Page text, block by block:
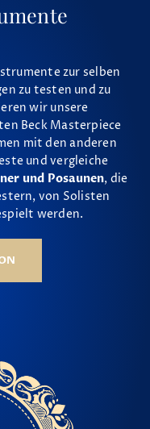
zur selben
zu testen und zu
wir unsere
Beck Masterpiece
mit den anderen
und vergleiche
und Posaunen, die
von Solisten
werden.